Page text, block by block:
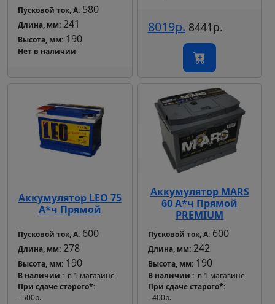
Пусковой ток, А: 580
Длина, мм: 241
Высота, мм: 190
Нет в наличии
8019р.8441р.
Аккумулятор LEO 75
А*ч Прямой
Пусковой ток, А: 600
Длина, мм: 278
Высота, мм: 190
В наличии
в 1 магазине
При сдаче старого*
- 500р.
Аккумулятор MARS
60 А*ч Прямой
PREMIUM
Пусковой ток, А: 600
Длина, мм: 242
Высота, мм: 190
В наличии
в 1 магазине
При сдаче старого*
- 400р.